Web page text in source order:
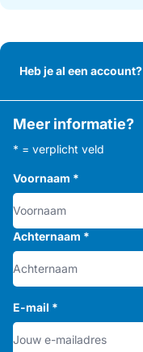
Heb je al een account?
Meer informatie?
* = verplicht veld
Voornaam *
Achternaam *
E-mail *